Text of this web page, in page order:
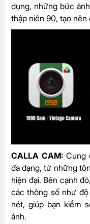
dụng, những bức
thập niên 90, tạo nên
CALLA CAM:Cung
đa dạng, từ những
hiện đại. Bên cạnh
các thông số như
nét, giúp bạn kiểm
ảnh.